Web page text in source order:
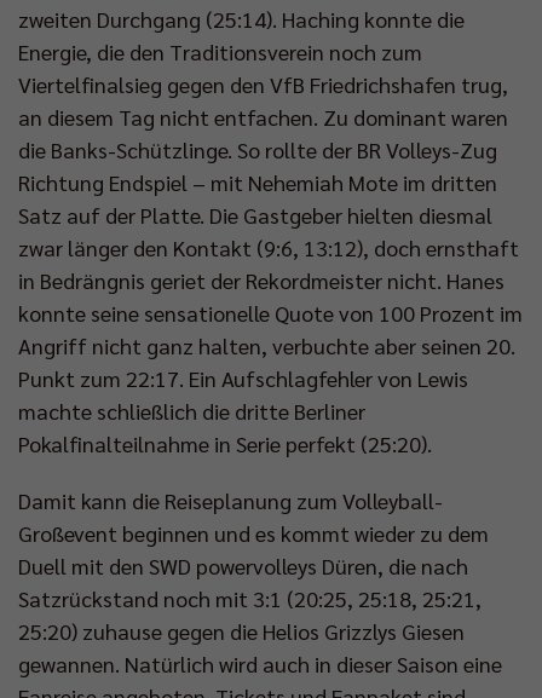
zweiten Durchgang (25:14). Haching konnte die
Energie, die den Traditionsverein noch zum
Viertelfinalsieg gegen den VfB Friedrichshafen trug,
an diesem Tag nicht entfachen. Zu dominant waren
die Banks-Schützlinge. So rollte der BR Volleys-Zug
Richtung Endspiel – mit Nehemiah Mote im dritten
Satz auf der Platte. Die Gastgeber hielten diesmal
zwar länger den Kontakt (9:6, 13:12), doch ernsthaft
in Bedrängnis geriet der Rekordmeister nicht. Hanes
konnte seine sensationelle Quote von 100 Prozent im
Angriff nicht ganz halten, verbuchte aber seinen 20.
Punkt zum 22:17. Ein Aufschlagfehler von Lewis
machte schließlich die dritte Berliner
Pokalfinalteilnahme in Serie perfekt (25:20).
Damit kann die Reiseplanung zum Volleyball-
Großevent beginnen und es kommt wieder zu dem
Duell mit den SWD powervolleys Düren, die nach
Satzrückstand noch mit 3:1 (20:25, 25:18, 25:21,
25:20) zuhause gegen die Helios Grizzlys Giesen
gewannen. Natürlich wird auch in dieser Saison eine